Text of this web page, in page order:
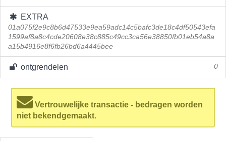
EXTRA
01a075f2e9c8b6d47533e9ea59adc14c5bafc3de18c4df50543efa
1599af8a8c4cde20608e38c885c49cc3ca56e38850fb01eb54a8a
a15b4916e8f6fb26bd6a4445bee
ontgrendelen 0
Vertrouwelijke transactie - bedragen worden
niet bekendgemaakt.